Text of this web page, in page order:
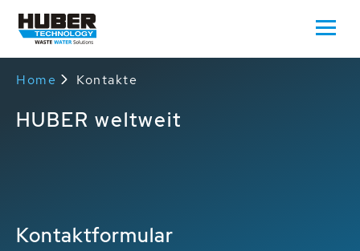
Home Kontakte
HUBER weltweit
Kontaktformular